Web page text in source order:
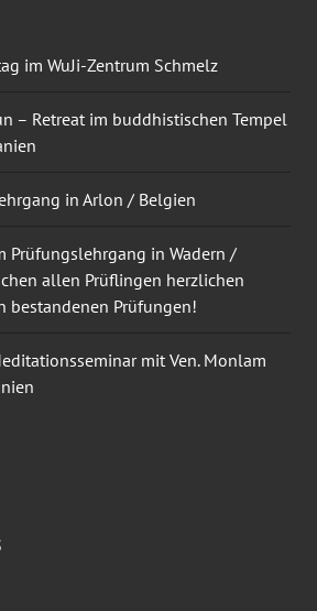
im WuJi-Zentrum Schmelz
– Retreat im buddhistischen Tempel
in Arlon / Belgien
Prüfungslehrgang in Wadern /
allen Prüflingen herzlichen
bestandenen Prüfungen!
mit Ven. Monlam